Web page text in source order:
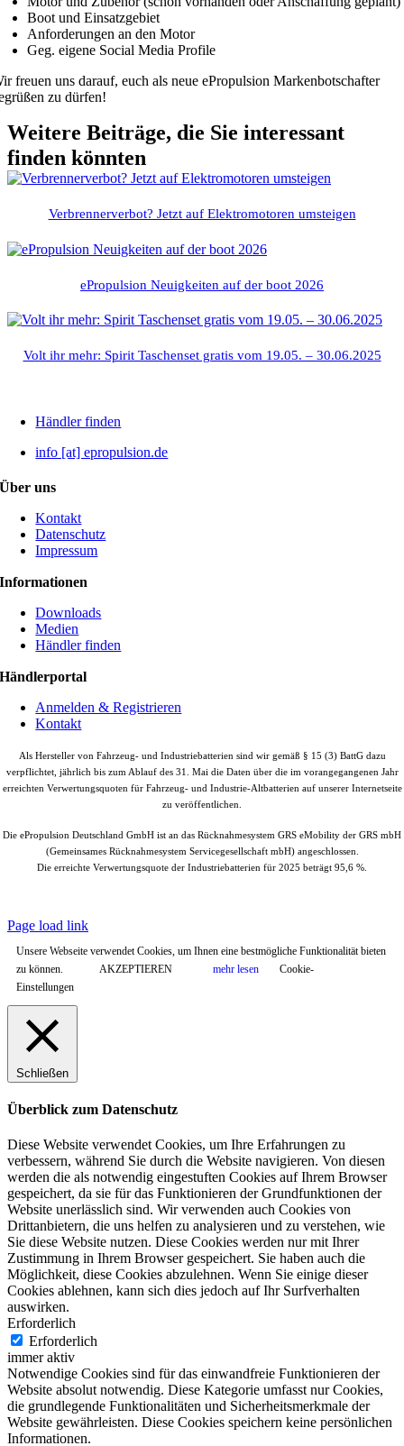
Boot und Einsatzgebiet
Anforderungen an den Motor
Geg. eigene Social Media Profile
freuen uns darauf, euch als neue ePropulsion Markenbotschafter
zu dürfen!
Weitere Beiträge, die Sie interessant
finden könnten
Verbrennerverbot? Jetzt auf Elektromotoren umsteigen
ePropulsion Neuigkeiten auf der boot 2026
Volt ihr mehr: Spirit Taschenset gratis vom 19.05. – 30.06.2025
Händler finden
info [at] epropulsion.de
Über uns
Kontakt
Datenschutz
Impressum
Informationen
Downloads
Medien
Händler finden
Händlerportal
Anmelden & Registrieren
Kontakt
Als Hersteller von Fahrzeug- und Industriebatterien sind wir gemäß § 15 (3) BattG dazu
verpflichtet, jährlich bis zum Ablauf des 31. Mai die Daten über die im vorangegangenen Jahr
erreichten Verwertungsquoten für Fahrzeug- und Industrie-Altbatterien auf unserer Internetseite
zu veröffentlichen.
Die ePropulsion Deutschland GmbH ist an das Rücknahmesystem GRS eMobility der GRS mbH
(Gemeinsames Rücknahmesystem Servicegesellschaft mbH) angeschlossen.
Die erreichte Verwertungsquote der Industriebatterien für 2025 beträgt 95,6 %.
Page load link
Unsere Webseite verwendet Cookies, um Ihnen eine bestmögliche Funktionalität bieten
zu können.
AKZEPTIEREN mehr lesen
Cookie-
Einstellungen
Schließen
Überblick zum Datenschutz
Diese Website verwendet Cookies, um Ihre Erfahrungen zu
verbessern, während Sie durch die Website navigieren. Von diesen
werden die als notwendig eingestuften Cookies auf Ihrem Browser
gespeichert, da sie für das Funktionieren der Grundfunktionen der
Website unerlässlich sind. Wir verwenden auch Cookies von
Drittanbietern, die uns helfen zu analysieren und zu verstehen, wie
Sie diese Website nutzen. Diese Cookies werden nur mit Ihrer
Zustimmung in Ihrem Browser gespeichert. Sie haben auch die
Möglichkeit, diese Cookies abzulehnen. Wenn Sie einige dieser
Cookies ablehnen, kann sich dies jedoch auf Ihr Surfverhalten
auswirken.
Erforderlich
Erforderlich
immer aktiv
Notwendige Cookies sind für das einwandfreie Funktionieren der
Website absolut notwendig. Diese Kategorie umfasst nur Cookies,
die grundlegende Funktionalitäten und Sicherheitsmerkmale der
Website gewährleisten. Diese Cookies speichern keine persönlichen
Informationen.